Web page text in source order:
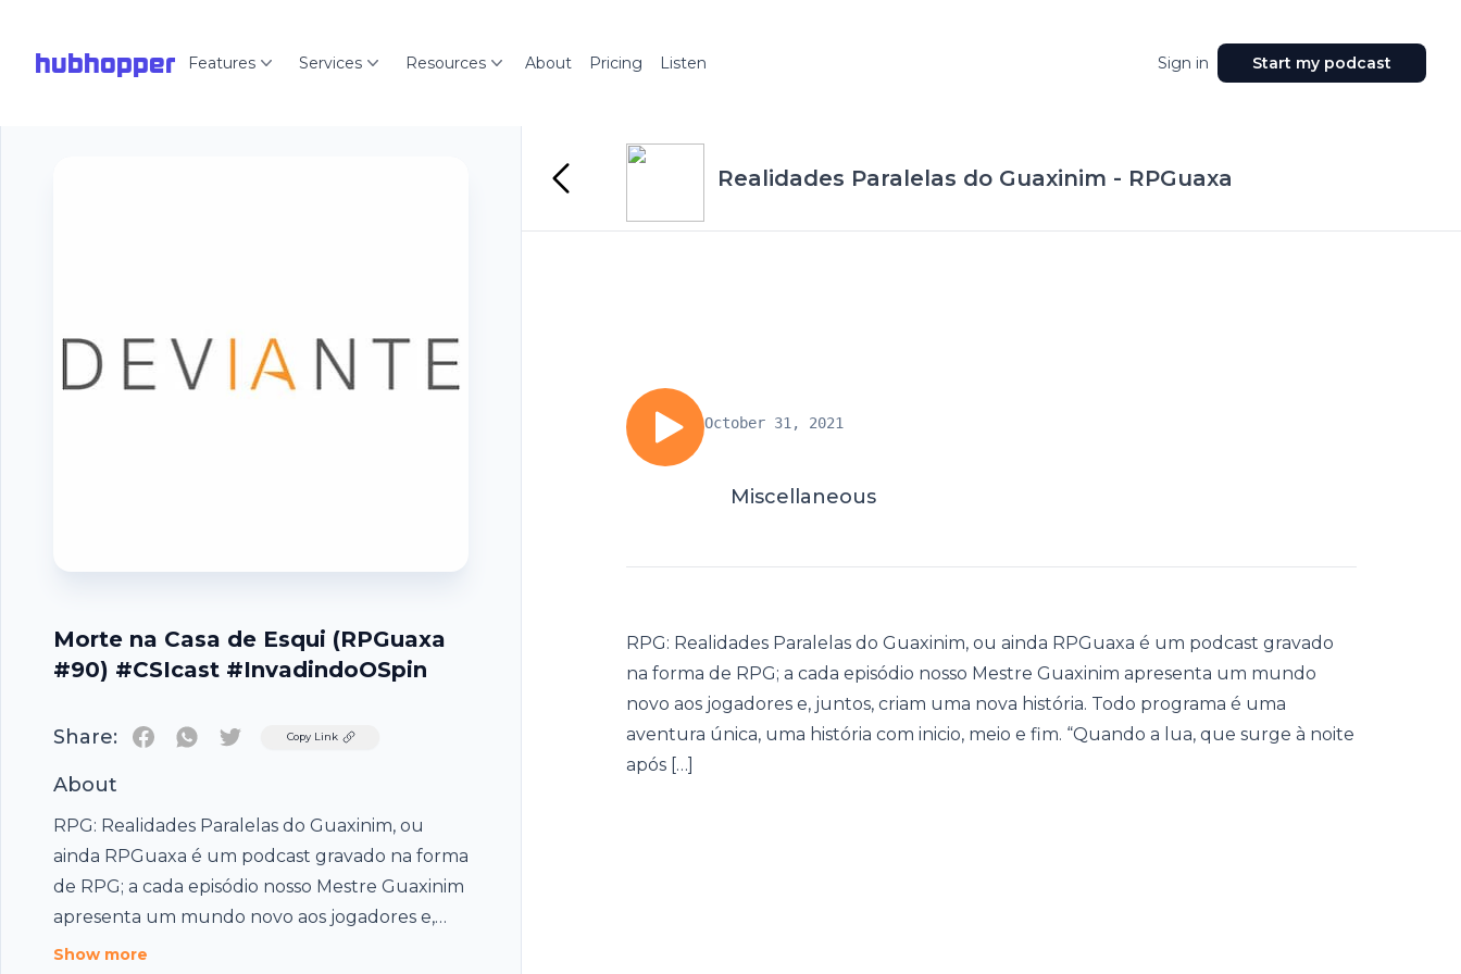
hubhopper Features Services Resources About Pricing Listen Sign in Start my podcast
Morte na Casa de Esqui (RPGuaxa
#90) #CSIcast #InvadindoOSpin
Share: TwitterCopy Link
About
RPG: Realidades Paralelas do Guaxinim, ou
ainda RPGuaxa é um podcast gravado na forma
de RPG; a cada episódio nosso Mestre Guaxinim
apresenta um mundo novo aos jogadores e,
juntos, criam uma nova história. Todo programa
Show more
Realidades Paralelas do Guaxinim - RPGuaxa
October 31, 2021
Miscellaneous
RPG: Realidades Paralelas do Guaxinim, ou ainda RPGuaxa é um podcast gravado
na forma de RPG; a cada episódio nosso Mestre Guaxinim apresenta um mundo
novo aos jogadores e, juntos, criam uma nova história. Todo programa é uma
aventura única, uma história com inicio, meio e fim. “Quando a lua, que surge à noite
após […]
Footer